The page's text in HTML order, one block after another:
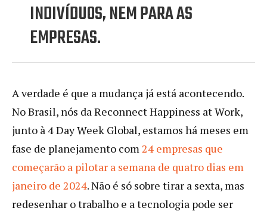
INDIVÍDUOS, NEM PARA AS
EMPRESAS.
A verdade é que a mudança já está acontecendo.
No Brasil, nós da Reconnect Happiness at Work,
junto à 4 Day Week Global, estamos há meses em
fase de planejamento com24 empresas que
começarão a pilotar a semana de quatro dias em
janeiro de 2024. Não é só sobre tirar a sexta, mas
redesenhar o trabalho e a tecnologia pode ser